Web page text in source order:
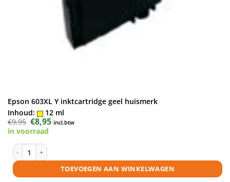
Epson 603XL Y inktcartridge geel huismerk
Inhoud:
12 ml
€9,95 Oorspronkelijke
prijs
was:
€8,95Huidige
prijs
incl.btw
in voorraad
Epson 603XL Y inktcartridge geel huismerk aantal
TOEVOEGEN AAN WINKELWAGEN